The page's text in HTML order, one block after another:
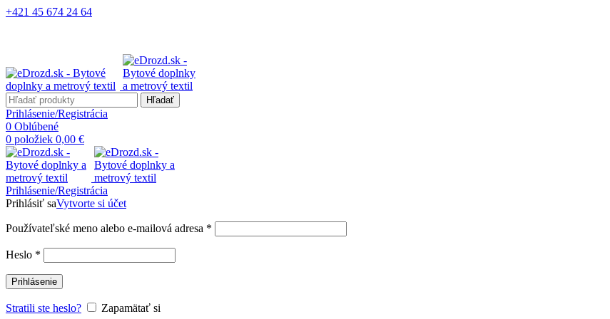
+421 45 674 24 64
Hľadať
Prihlásenie/Registrácia
0 Oblúbené
0 položiek 0,00 €
Prihlásenie/Registrácia
Prihlásiť saVytvorte si účet
Používateľské meno alebo e-mailová adresa *
Heslo *
Prihlásenie
Stratili ste heslo? Zapamätať si